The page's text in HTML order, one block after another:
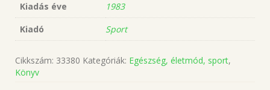
Kiadás éve
1983
Kiadó
Sport
Cikkszám: 33380 Kategóriák: Egészség, életmód, sport,
Könyv